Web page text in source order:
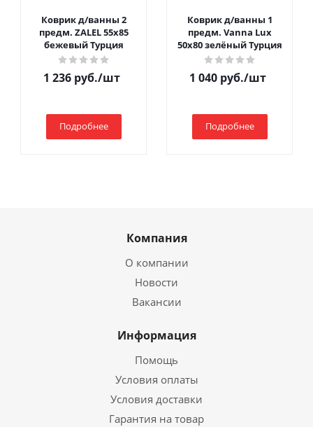
Коврик д/ванны 2
предм. ZALEL 55х85
бежевый Турция
1 236руб./шт
Подробнее
Коврик д/ванны 1
предм. Vanna Lux
50х80 зелёный Турция
1 040руб./шт
Подробнее
Компания
О компании
Новости
Вакансии
Информация
Помощь
Условия оплаты
Условия доставки
Гарантия на товар